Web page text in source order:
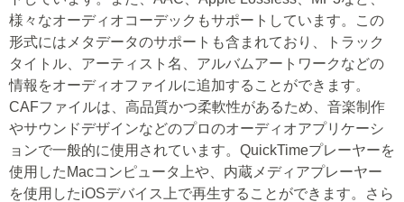
様々なオーディオコーデックもサポートしています。この
形式にはメタデータのサポートも含まれており、トラック
タイトル、アーティスト名、アルバムアートワークなどの
情報をオーディオファイルに追加することができます。
CAFファイルは、高品質かつ柔軟性があるため、音楽制作
やサウンドデザインなどのプロのオーディオアプリケーシ
ョンで一般的に使用されています。QuickTimeプレーヤーを
使用したMacコンピュータ上や、内蔵メディアプレーヤー
を使用したiOSデバイス上で再生することができます。さら